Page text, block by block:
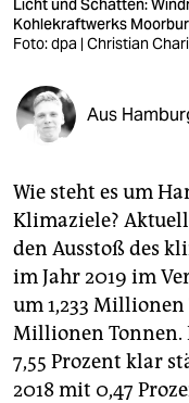
veranstaltungen
shop
fragen & hilfe
abo
genossenschaft
epaper login
Licht und Schatten:
Kohlekraftwerks
Foto: dpa | Christian
Aus
Wie steht es um
Klimaziele?
den Ausstoß des
im Jahr 2019 im
um 1,233
Millionen Tonnen.
7,55 Prozent klar
2018 mit 0,47